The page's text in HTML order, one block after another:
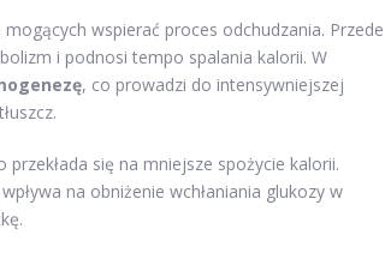
wspierać proces odchudzania. Przede
i podnosi tempo spalania kalorii. W
, co prowadzi do intensywniejszej
się na mniejsze spożycie kalorii.
na obniżenie wchłaniania glukozy w